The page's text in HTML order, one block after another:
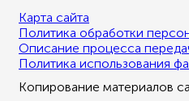
Карта сайта
Политика обработки
Описание процесса
Политика использования
Копирование материалов